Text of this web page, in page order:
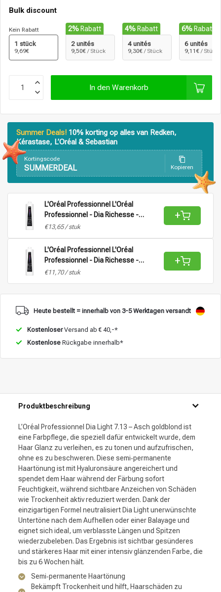
Stylingprodukte
Bulk discount
Kein Rabatt
1 stück
9,69€
2% Rabatt
2 unités
9,50€ / Stück
4% Rabatt
4 unités
9,30€ / Stück
6% Rabatt
6 unités
9,11€ / Stück
In den Warenkorb
Summer Deals! 10% korting op alles van Redken,
Kérastase, L’Oréal & Sebastian
Kortingscode
SUMMERDEAL Kopieren
L'Oréal Professionnel L'Oréal
Professionnel - Dia Richesse -
Aktivator Vol 9 (2,7%) |
1L
€13,65 / stuk
+
L'Oréal Professionnel L'Oréal
Professionnel - Dia Richesse -
Aktivator Vol 15 (4,5%) |
€11,70 / stuk
+
Heute bestellt = innerhalb von 3-5 Werktagen versandt
KostenloserVersand ab € 40,-*
Kostenlose Rückgabe innerhalb*
Produktbeschreibung
L’Oréal Professionnel Dia Light 7.13 – Asch goldblond ist
eine Farbpflege, die speziell dafür entwickelt wurde, dem
Haar Glanz zu verleihen, es zu tonen und aufzufrischen,
ohne es zu beschweren. Diese semi‑permanente
Haartönung ist mit Hyaluronsäure angereichert und
spendet dem Haar während der Färbung sofort
Feuchtigkeit, während sichtbare Anzeichen von Schäden
wie Trockenheit aktiv reduziert werden. Dank der
einzigartigen Formel neutralisiert Dia Light unerwünschte
Untertöne nach dem Aufhellen oder einer Balayage und
eignet sich ideal, um verblasste Längen und Spitzen
wiederzubeleben. Das Ergebnis ist sichtbar gesünderes
und stärkeres Haar mit einer intensiv glänzenden Farbe, die
bis zu 6 Wochen hält.
Semi‑permanente Haartönung
Bekämpft Trockenheit und hilft, Haarschäden zu